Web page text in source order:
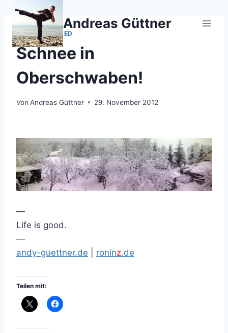
Zum
springen
Andreas Güttner
UNCATEGORIZED
Schnee in
Oberschwaben!
Von Andreas Güttner 29. November 2012
—
Life is good.
—
andy-guettner.de
roninz.de
Teilen mit: